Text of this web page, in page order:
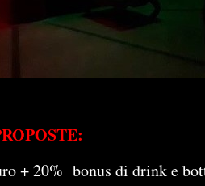
+ 20% bonus di drink e